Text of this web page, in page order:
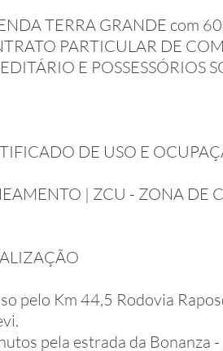
TERRA GRANDE com
PARTICULAR DE
E POSSESSÓRIOS
DE USO E
| ZCU - ZONA DE
pelo Km 44,5 Rodovia
pela estrada da Bonanza